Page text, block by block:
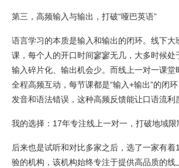
第三，高频输入与输出，打破“哑巴英语”
语言学习的本质是输入和输出的闭环。线下大
课，每个人的开口时间寥寥无几，大多时候处
输入碎片化、输出机会少。而线上一对一课堂
全程高频互动，每节课都是“输入+输出”的闭
发音和语法错误，这种高频反馈能让口语流利
我的选择：17年专注线上一对一，打破地域限
后来也是试听和对比多家之后，选了一家有
验的机构，该机构始终专注于提供高品质的线